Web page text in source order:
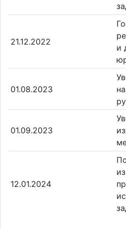
21.12.2022
и
01.08.2023
01.09.2023
12.01.2024